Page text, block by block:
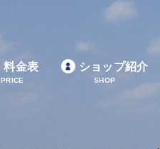
料金表
PRICE
ショップ紹介
SHOP